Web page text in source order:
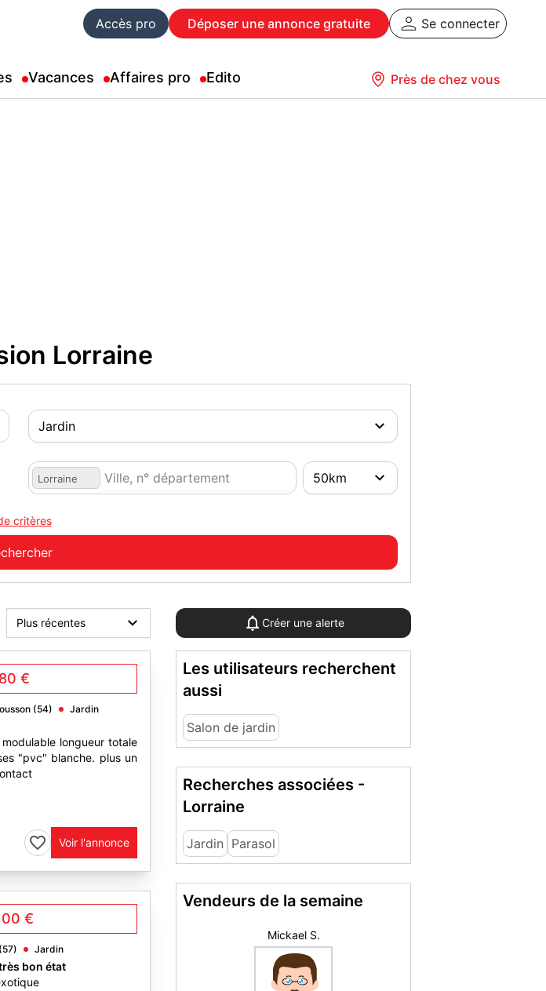
Accès pro Déposer une annonce gratuite Se connecter
Vacances Affaires pro Edito Près de chez vous
Lorraine
Lorraine
critères
Créer une alerte
80 €
(54) Jardin
longueur totale
"pvc" blanche. plus un
Voir l'annonce
€
Jardin
bon état
Les utilisateurs recherchent
aussi
Salon de jardin
Recherches associées -
Lorraine
Jardin Parasol
Vendeurs de la semaine
romance69